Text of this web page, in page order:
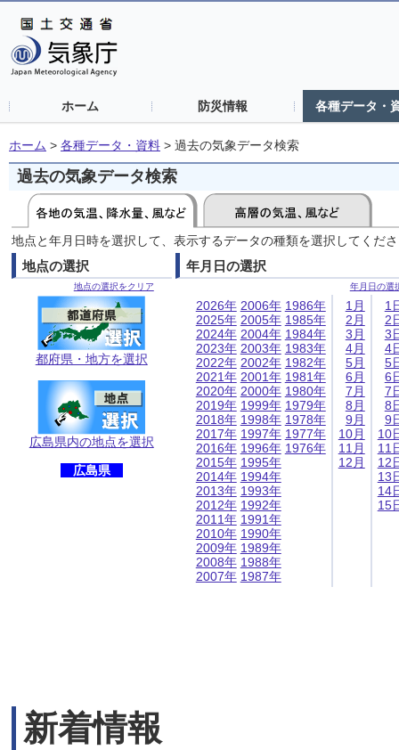
ホーム 防災情報 各種データ・
ホーム > 各種データ・資料 > 過去の気象データ検索
過去の気象データ検索
地点と年月日時を選択して、表示するデータの種類を選択してくだ
地点の選択
地点の選択をクリア
都府県・地方を選択
広島県内の地点を選択
広島県
年月日の選択
年月日の選
2026年
2025年
2024年
2023年
2022年
2021年
2020年
2019年
2018年
2017年
2016年
2015年
2014年
2013年
2012年
2011年
2010年
2009年
2008年
2007年
2006年
2005年
2004年
2003年
2002年
2001年
2000年
1999年
1998年
1997年
1996年
1995年
1994年
1993年
1992年
1991年
1990年
1989年
1988年
1987年
1986年
1985年
1984年
1983年
1982年
1981年
1980年
1979年
1978年
1977年
1976年
1月
2月
3月
4月
5月
6月
7月
8月
9月
10月
11月
12月
1
2
3
4
5
6
7
8
9
10
11
12
13
14
15
新着情報